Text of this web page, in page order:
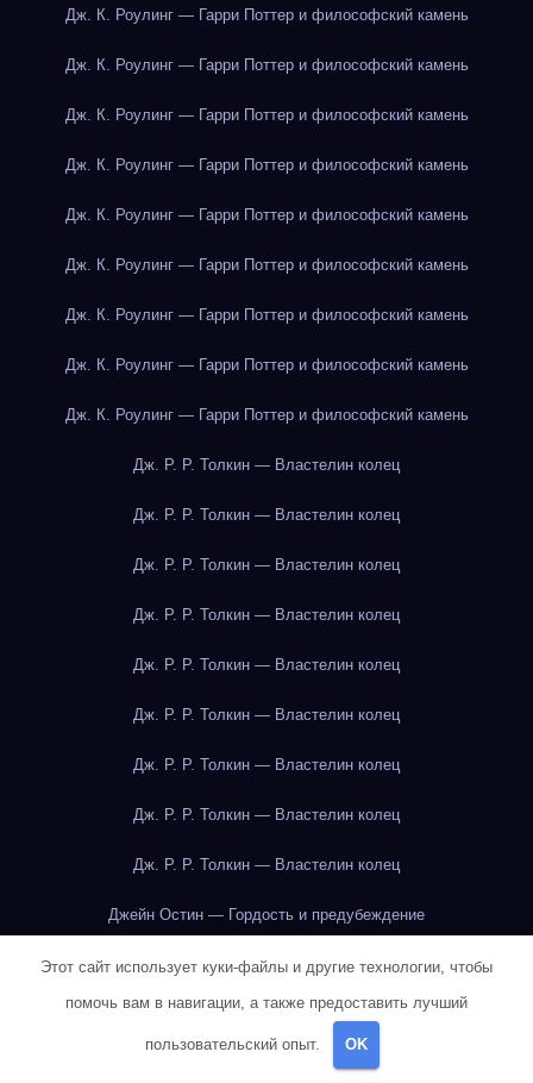
Дж. К. Роулинг — Гарри Поттер и философский камень
Дж. К. Роулинг — Гарри Поттер и философский камень
Дж. К. Роулинг — Гарри Поттер и философский камень
Дж. К. Роулинг — Гарри Поттер и философский камень
Дж. К. Роулинг — Гарри Поттер и философский камень
Дж. К. Роулинг — Гарри Поттер и философский камень
Дж. К. Роулинг — Гарри Поттер и философский камень
Дж. К. Роулинг — Гарри Поттер и философский камень
Дж. К. Роулинг — Гарри Поттер и философский камень
Дж. Р. Р. Толкин — Властелин колец
Дж. Р. Р. Толкин — Властелин колец
Дж. Р. Р. Толкин — Властелин колец
Дж. Р. Р. Толкин — Властелин колец
Дж. Р. Р. Толкин — Властелин колец
Дж. Р. Р. Толкин — Властелин колец
Дж. Р. Р. Толкин — Властелин колец
Дж. Р. Р. Толкин — Властелин колец
Дж. Р. Р. Толкин — Властелин колец
Джейн Остин — Гордость и предубеждение
Джейн Остин — Гордость и предубеждение
Джейн Остин — Гордость и предубеждение
Джейн Остин — Гордость и предубеждение
Этот сайт использует куки-файлы и другие технологии, чтобы
помочь вам в навигации, а также предоставить лучший
пользовательский опыт. OK